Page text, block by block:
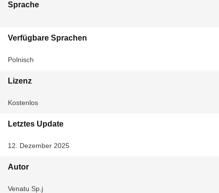
Sprache
Verfügbare Sprachen
Polnisch
Lizenz
Kostenlos
Letztes Update
12. Dezember 2025
Autor
Venatu Sp.j